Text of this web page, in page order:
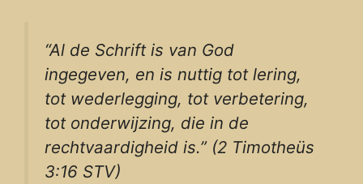
“Al de Schrift is van God
ingegeven, en is nuttig tot lering,
tot wederlegging, tot verbetering,
tot onderwijzing, die in de
rechtvaardigheid is.” (2 Timotheüs
3:16 STV)